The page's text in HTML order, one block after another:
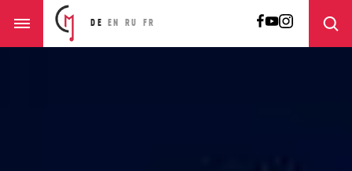
DE EN RU FR